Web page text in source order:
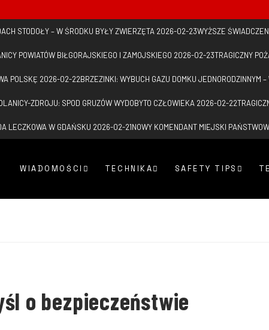
STODOŁY – W ŚRODKU BYŁY ZWIERZĘTA 2026-02-23WYŻSZE
POWIATÓW BIŁGORAJSKIEGO I ZAMOJSKIEGO 2026-02-23TRAGICZNY
POLSKĘ 2026-02-22BRZEZINKI: WYBUCH GAZU DOMKU JEDNORODZINNYM
ZDROJU: SPOD GRUZÓW WYDOBYTO CZŁOWIEKA 2026-02-22
LECZKOWA W GDAŃSKU 2026-02-21NOWY KOMENDANT MIEJSKI
WIADOMOŚCI TECHNIKA SAFETY TIPS
o bezpieczeństwie